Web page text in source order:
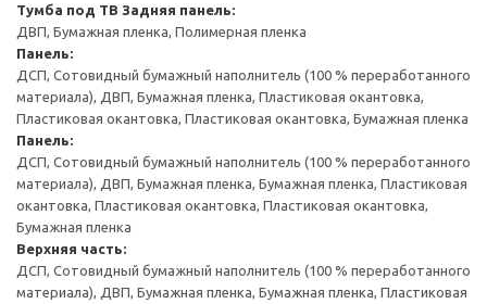
Тумба под ТВ Задняя панель:
ДВП, Бумажная пленка, Полимерная пленка
Панель:
ДСП, Сотовидный бумажный наполнитель (100 % переработанного
материала), ДВП, Бумажная пленка, Пластиковая окантовка,
Пластиковая окантовка, Пластиковая окантовка, Бумажная пленка
Панель:
ДСП, Сотовидный бумажный наполнитель (100 % переработанного
материала), ДВП, Бумажная пленка, Бумажная пленка, Пластиковая
окантовка, Пластиковая окантовка, Пластиковая окантовка,
Бумажная пленка
Верхняя часть:
ДСП, Сотовидный бумажный наполнитель (100 % переработанного
материала), ДВП, Бумажная пленка, Бумажная пленка, Пластиковая